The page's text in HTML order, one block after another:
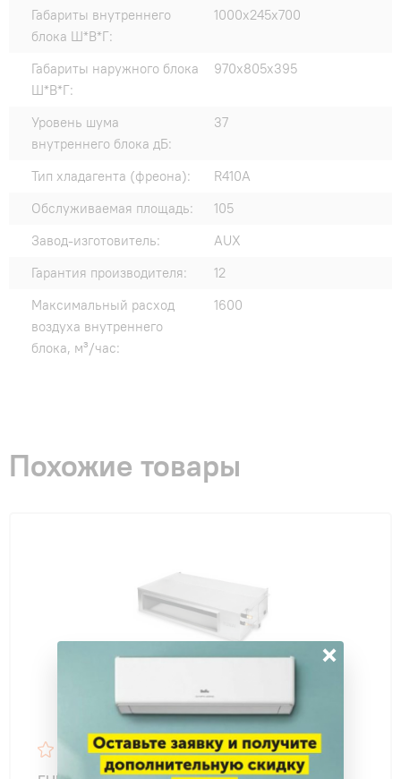
Габариты внутреннего
блока Ш*В*Г:
1000x245x700
Габариты наружного блока
Ш*В*Г:
970x805x395
Уровень шума
внутреннего блока дБ:
37
Тип хладагента (фреона):
R410A
Обслуживаемая площадь:
105
Завод-изготовитель:
AUX
Гарантия производителя:
12
Максимальный расход
воздуха внутреннего
блока, м³/час:
1600
Похожие товары
31
×